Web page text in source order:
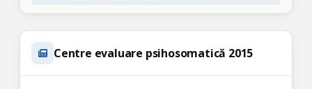
Centre evaluare psihosomatică 2015